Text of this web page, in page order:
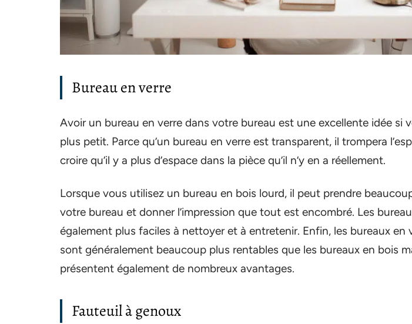
Bureau en verre
Avoir un bureau en verre dans votre bureau est une excellente idée si
plus petit. Parce qu’un bureau en verre est transparent, il trompera
croire qu’il y a plus d’espace dans la pièce qu’il n’y en a réellement.
Lorsque vous utilisez un bureau en bois lourd, il peut prendre
votre bureau et donner l’impression que tout est encombré. Les
également plus faciles à nettoyer et à entretenir. Enfin, les bureaux en
sont généralement beaucoup plus rentables que les bureaux en bois
présentent également de nombreux avantages.
Fauteuil à genoux